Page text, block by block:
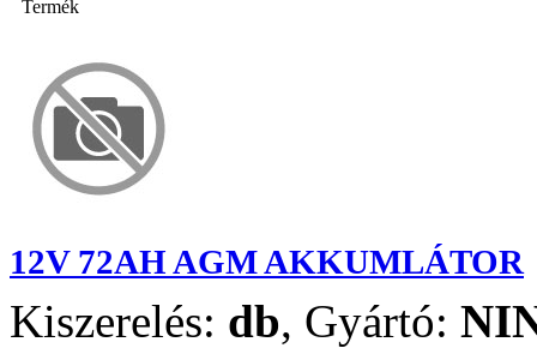
Termék
12V 72AH AGM AKKUMLÁTOR
Kiszerelés: db, Gyártó: